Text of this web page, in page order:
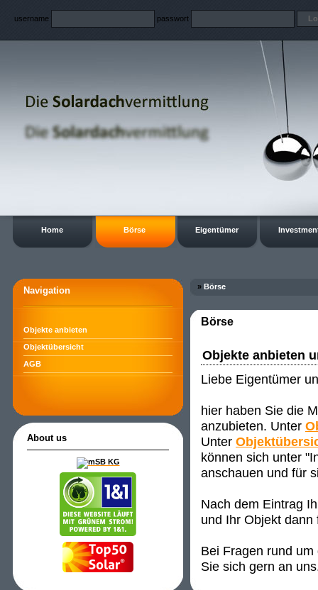
username passwort
Home Börse Eigentümer
Navigation
Objekte anbieten
Objektübersicht
AGB
About us
» Börse
Börse
Objekte anbieten
Liebe Eigentümer
hier haben Sie die
anzubieten. Unter
Unter
können sich unter
anschauen und für
Nach dem Eintrag
und Ihr Objekt dann
Bei Fragen rund
Sie sich gern an